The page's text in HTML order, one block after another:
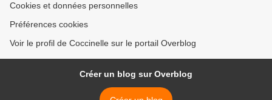
Cookies et données personnelles
Préférences cookies
Voir le profil de Coccinelle sur le portail Overblog
Créer un blog sur Overblog